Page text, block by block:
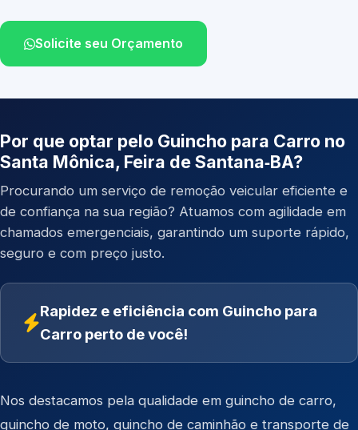
Solicite seu Orçamento
Por que optar pelo Guincho para Carro no
Santa Mônica, Feira de Santana‑BA?
Procurando um serviço de remoção veicular eficiente e
de confiança na sua região? Atuamos com agilidade em
chamados emergenciais, garantindo um suporte rápido,
seguro e com preço justo.
Rapidez e eficiência com Guincho para
Carro perto de você!
Nos destacamos pela qualidade em guincho de carro,
guincho de moto, guincho de caminhão e transporte de